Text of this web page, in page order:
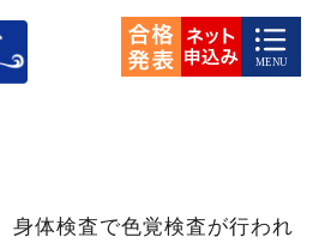
身体検査で色覚検査が行われ